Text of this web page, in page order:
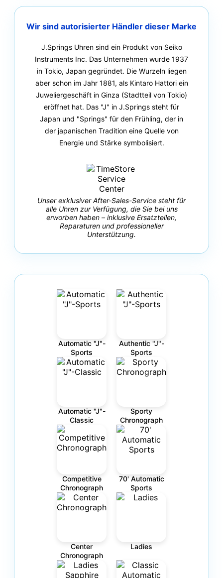
Wir sind autorisierter Händler dieser Marke
J.Springs Uhren sind ein Produkt von Seiko
Instruments Inc. Das Unternehmen wurde 1937
in Tokio, Japan gegründet. Die Wurzeln liegen
aber schon im Jahr 1881, als Kintaro Hattori ein
Juweliergeschäft in Ginza (Stadtteil von Tokio)
eröffnet hat. Das "J" in J.Springs steht für
Japan und "Springs" für den Frühling, der in
der japanischen Tradition eine Quelle von
Energie und Stärke symbolisiert.
Unser exklusiver After-Sales-Service steht für
alle Uhren zur Verfügung, die Sie bei uns
erworben haben – inklusive Ersatzteilen,
Reparaturen und professioneller
Unterstützung.
Automatic "J"-
Sports
Authentic "J"-
Sports
Automatic "J"-
Classic
Sporty
Chronograph
Competitive
Chronograph
70' Automatic
Sports
Center
Chronograph
Ladies